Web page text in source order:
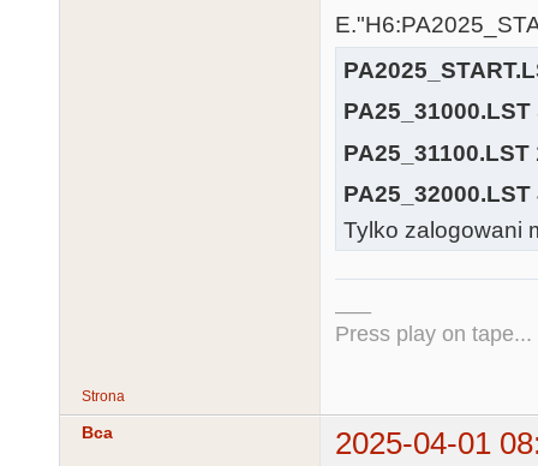
31120
756,DL2H-1
31121 GOSUB
X,19:C=C+1:IF
31130
31131 IF X>1
31132 GOTO
31140
31143 REM
31150
PA25_31000.LST
PA25_31100.LST
PA25_32000.LST
Tylko zalogowani
Press play on tape...
Strona
Bca
2025-04-01